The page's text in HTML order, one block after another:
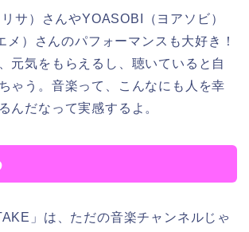
サ）さんやYOASOBI（ヨアソビ）
メ）さんのパフォーマンスも大好き！
元気をもらえるし、聴いていると自
ゃう。音楽って、こんなにも人を幸
んだなって実感するよ。
」は、ただの音楽チャンネルじゃ